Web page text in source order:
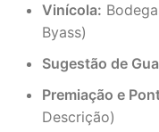
Vinícola:
Byass)
Sugestão de
Premiação e
Descrição)